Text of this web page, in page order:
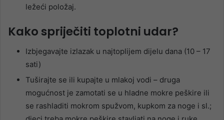
ležeći položaj.
Kako spriječiti toplotni udar?
Izbjegavajte izlazak u najtoplijem dijelu dana (10 – 17
sati)
Tuširajte se ili kupajte u mlakoj vodi – druga
mogućnost je zamotati se u hladne mokre peškire ili
se rashladiti mokrom spužvom, kupkom za noge i sl.;